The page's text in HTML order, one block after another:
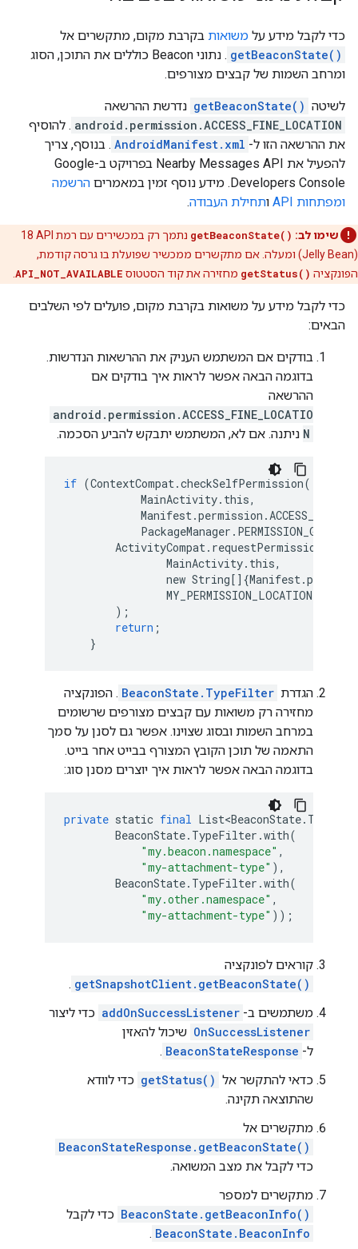
כדי לקבל מידע על משואות בקרבת מקום, מתקשרים אל
getBeaconState()
. נתוני Beacon כוללים את התוכן, הסוג
ומרחב השמות של קבצים מצורפים.
לשיטה getBeaconState() נדרשת ההרשאה
android.permission.ACCESS_FINE_LOCATION . להוסיף
את ההרשאה הזו ל- AndroidManifest.xml . בנוסף, צריך
להפעיל את Nearby Messages API בפרויקט ב-Google
Developers Console. מידע נוסף זמין במאמרים
הרשמה
ומפתחות API
ותחילת העבודה.
שימו לב: getBeaconState()
נתמך רק במכשירים עם רמת API‏ 18
(Jelly Bean) ומעלה. אם מתקשרים ממכשיר שפועלת בו גרסה קודמת,
הפונקציה getStatus() מחזירה את קוד הסטטוס API_NOT_AVAILABLE
כדי לקבל מידע על משואות בקרבת מקום, פועלים לפי השלבים
הבאים:
בודקים אם המשתמש העניק את ההרשאות הנדרשות.
בדוגמה הבאה אפשר לראות איך בודקים אם
ההרשאה
android.permission.ACCESS_FINE_LOCATIO
N ניתנה. אם לא, המשתמש יתבקש להביע הסכמה.
if (ContextCompat.checkSelfPermission(
MainActivity. this,
Manifest.permission .
PackageManager . PERMISSION_GRANTED
ActivityCompat. requestPermissions
MainActivity. this,
new String[]{Manifest.
MY_PERMISSION_LOCATION
);
return ;
}
הגדרת BeaconState.TypeFilter . הפונקציה
מחזירה רק משואות עם קבצים מצורפים שרשומים
במרחב השמות ובסוג שצוינו. אפשר גם לסנן על סמך
התאמה של תוכן הקובץ המצורף בבייט אחר בייט.
בדוגמה הבאה אפשר לראות איך יוצרים מסנן סוג:
private static final List<BeaconState.
BeaconState. TypeFilter .with(
"my.beacon.namespace" ,
"my-attachment-type" ),
BeaconState. TypeFilter .with(
"my.other.namespace" ,
"my-attachment-type" ));
קוראים לפונקציה
getSnapshotClient.getBeaconState()
.
משתמשים ב- addOnSuccessListener כדי ליצור
OnSuccessListener שיכול להאזין
ל- BeaconStateResponse
.
כדאי להתקשר אל getStatus() כדי לוודא
שהתוצאה תקינה.
מתקשרים אל
BeaconStateResponse.getBeaconState()
כדי לקבל את מצב המשואה.
מתקשרים למספר
BeaconState.getBeaconInfo() כדי לקבל
BeaconState.BeaconInfo
.